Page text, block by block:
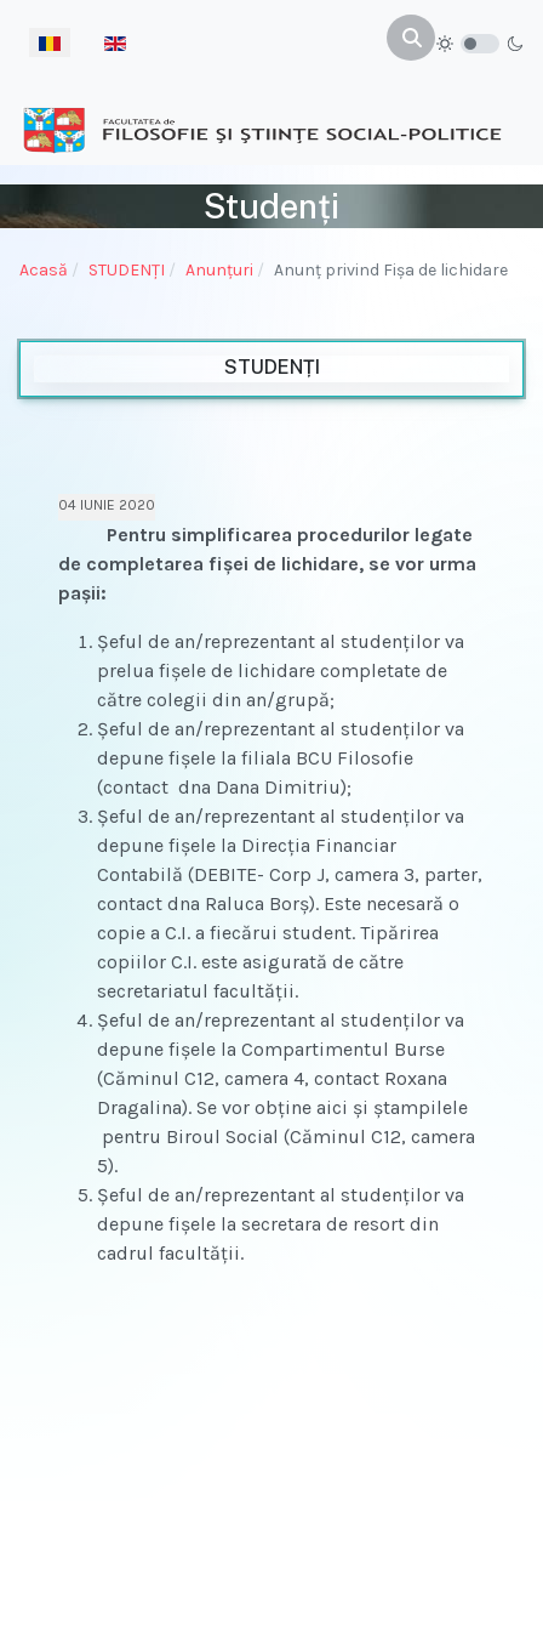
Selectați limba dvs
Studenți
Acasă STUDENŢI Anunțuri Anunţ privind Fişa de lichidare
04 IUNIE 2020
Pentru simplificarea procedurilor legate
de completarea fişei de lichidare, se vor urma
paşii:
Şeful de an/reprezentant al studenţilor va
prelua fişele de lichidare completate de
către colegii din an/grupă;
Şeful de an/reprezentant al studenţilor va
depune fişele la filiala BCU Filosofie
(contact dna Dana Dimitriu);
Şeful de an/reprezentant al studenţilor va
depune fişele la Direcţia Financiar
Contabilă (DEBITE- Corp J, camera 3, parter,
contact dna Raluca Borş). Este necesară o
copie a C.I. a fiecărui student. Tipărirea
copiilor C.I. este asigurată de către
secretariatul facultăţii.
Şeful de an/reprezentant al studenţilor va
depune fişele la Compartimentul Burse
(Căminul C12, camera 4, contact Roxana
Dragalina). Se vor obţine aici şi ştampilele
pentru Biroul Social (Căminul C12, camera
5).
Şeful de an/reprezentant al studenţilor va
depune fişele la secretara de resort din
cadrul facultăţii.
STUDENȚI